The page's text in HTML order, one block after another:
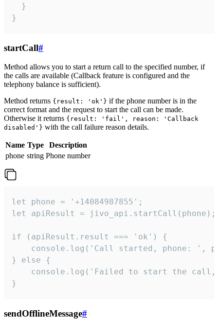
  }
}
startCall#
Method allows you to start a return call to the specified number, if
the calls are available (Callback feature is configured and the
telephony balance is sufficient).
Method returns {result: 'ok'} if the phone number is in the
correct format and the request to start the call can be made.
Otherwise it returns {result: 'fail', reason: 'Callback
disabled'} with the call failure reason details.
Name Type
Description
phone string Phone number
let phone = '+14084987855';
let apiResult = jivo_api.startCall(phone);
if (apiResult.result === 'ok') {
console.log('Call started, phone: ',
} else {
console.log('Failed to start the
}
sendOfflineMessage#